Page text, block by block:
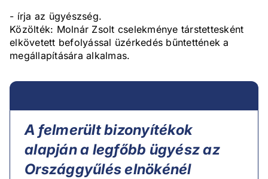
- írja az ügyészség.
Közölték: Molnár Zsolt cselekménye társtettesként
elkövetett befolyással üzérkedés bűntettének a
megállapítására alkalmas.
A felmerült bizonyítékok
alapján a legfőbb ügyész az
Országgyűlés elnökénél